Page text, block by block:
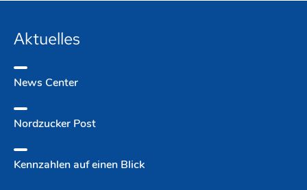
Aktuelles
News Center
Nordzucker Post
Kennzahlen auf einen Blick